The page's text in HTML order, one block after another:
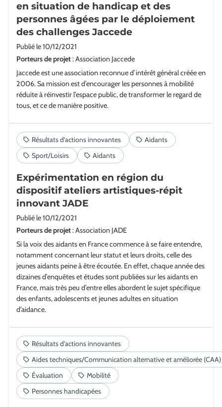
en situation de handicap et des
personnes âgées par le déploiement
des challenges Jaccede
Publié le10/12/2021
Porteurs de projet: Association Jaccede
Jaccede est une association reconnue d’intérêt général créée en
2006. Sa mission est d’encourager les personnes à mobilité
réduite à réinvestir l’espace public, de transformer le regard de
tous, et ce de manière positive.
Expérimentation en région du
dispositif ateliers artistiques-répit
innovant JADE
Publié le10/12/2021
Porteurs de projet: Association JADE
Si la voix des aidants en France commence à se faire entendre,
notamment concernant leur statut et leurs droits, celle des
jeunes aidants peine à être écoutée. En effet, chaque année des
dizaines d’enquêtes et études sont publiées sur les aidants en
France, mais très peu d’entre elles abordent le sujet spécifique
des enfants, adolescents et jeunes adultes en situation
d’aidance.